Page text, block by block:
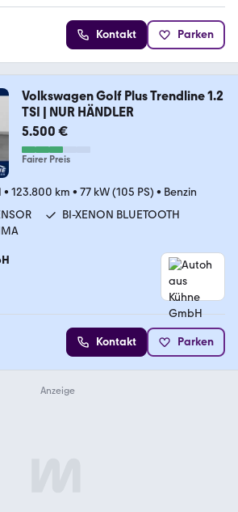
Kontakt Parken
Volkswagen Golf Plus Trendline 1.2
TSI | NUR HÄNDLER
5.500 €
Fairer Preis
• 123.800 km • 77 kW (105 PS) • Benzin
BI-XENON BLUETOOTH
Kontakt Parken